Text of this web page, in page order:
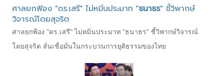
ศาลยกฟ้อง "ดร.เสรี" ไม่หมิ่นประมาท "ธนาธร" ชี้วิพากษ์
วิจารณ์โดยสุจริต
ศาลยกฟ้อง "ดร.เสรี" ไม่หมิ่นประมาท "ธนาธร" ชี้วิพากษ์วิจารณ์
โดยสุจริต ลั่นเชื่อมั่นในกระบวนการยุติธรรมของไทย